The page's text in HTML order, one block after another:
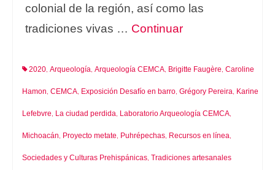
colonial de la región, así como las
tradiciones vivas … Continuar
2020, Arqueología, Arqueología CEMCA, Brigitte Faugère, Caroline
Hamon, CEMCA, Exposición Desafío en barro, Grégory Pereira, Karine
Lefebvre, La ciudad perdida, Laboratorio Arqueología CEMCA,
Michoacán, Proyecto metate, Puhrépechas, Recursos en línea,
Sociedades y Culturas Prehispánicas, Tradiciones artesanales